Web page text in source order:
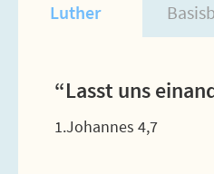
Luther
“Lasst uns
1.Johannes 4,7